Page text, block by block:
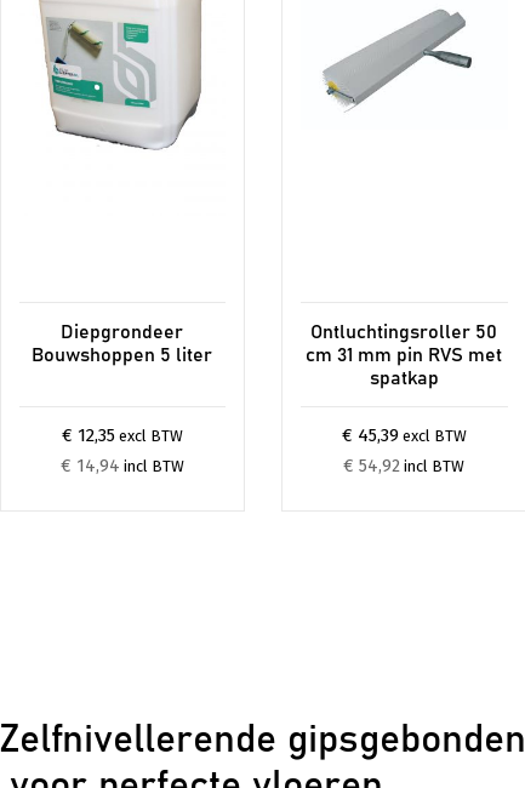
Diepgrondeer
Bouwshoppen 5 liter
€ 12,35excl BTW
€ 14,94 incl BTW
Ontluchtingsroller 50
cm 31 mm pin RVS met
spatkap
€ 45,39excl BTW
€ 54,92 incl BTW
gipsgebonden